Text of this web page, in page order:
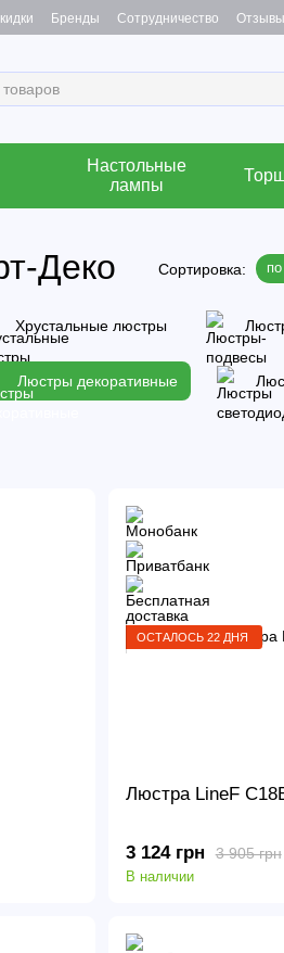
Бренды Сотрудничество
Настольные
лампы
Деко Сортировка:
Хрустальные люстры
Люстры декоративные
ОСТАЛОСЬ 22 ДНЯ
Люстра LineF
3 905 грн
3 124 грн
В наличии